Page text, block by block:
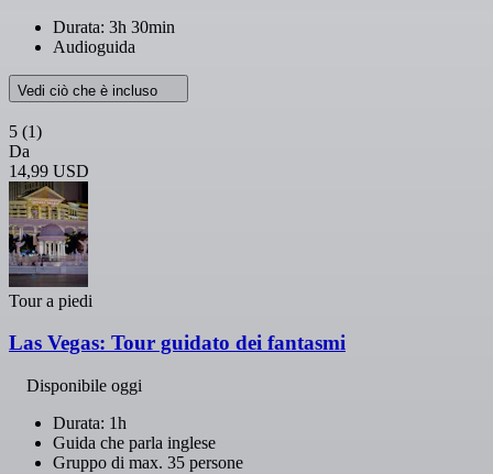
Durata: 3h 30min
Audioguida
Vedi ciò che è incluso
5 (1)
Da
14,99 USD
Tour a piedi
Las Vegas: Tour guidato dei fantasmi
Disponibile oggi
Durata: 1h
Guida che parla inglese
Gruppo di max. 35 persone